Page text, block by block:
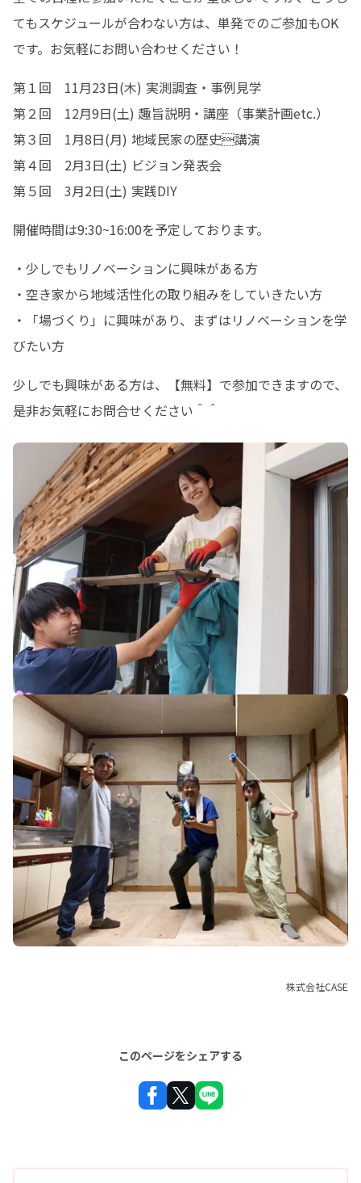
てもスケジュールが合わない方は、単発でのご参加もOK
です。お気軽にお問い合わせください！
第１回　11月23日(木) 実測調査・事例見学
第２回　12月9日(土) 趣旨説明・講座（事業計画etc.）
第３回　1月8日(月) 地域⺠家の歴史講演
第４回　2月3日(土) ビジョン発表会
第５回　3月2日(土) 実践DIY
開催時間は9:30~16:00を予定しております。
・少しでもリノベーションに興味がある方
・空き家から地域活性化の取り組みをしていきたい方
・「場づくり」に興味があり、まずはリノベーションを学
びたい方
少しでも興味がある方は、【無料】で参加できますので、
是非お気軽にお問合せください＾＾
株式会社CASE
このページをシェアする